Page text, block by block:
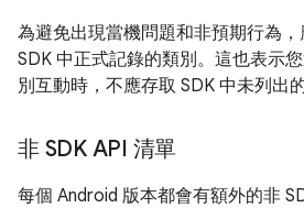
為避免出現當機問題和非預期行為
SDK 中正式記錄的類別。這也表示
別互動時，不應存取 SDK 中未列出
非 SDK API 清單
每個 Android 版本都會有額外的非